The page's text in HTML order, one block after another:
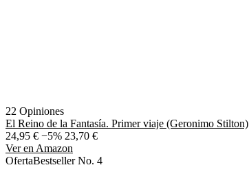
22 Opiniones
El Reino de la Fantasía. Primer viaje (Geronimo Stilton)
24,95 € −5% 23,70 €
Ver en Amazon
OfertaBestseller No. 4